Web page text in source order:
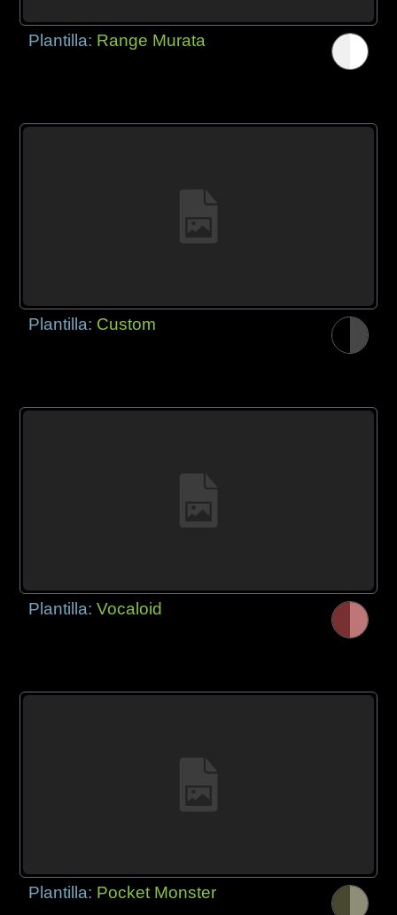
Plantilla: Range Murata
Plantilla: Custom
Plantilla:Vocaloid
Plantilla: Pocket Monster